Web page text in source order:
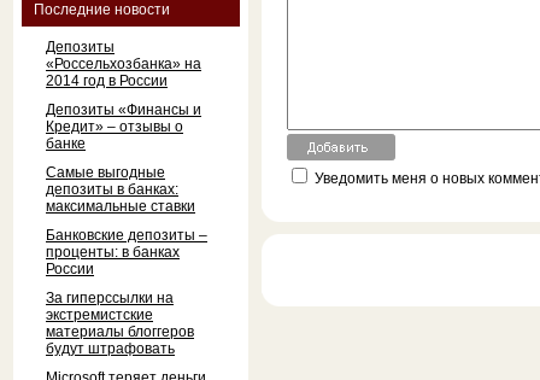
Последние новости
Депозиты
«Россельхозбанка» на
2014 год в России
Депозиты «Финансы и
Кредит» – отзывы о
банке
Самые выгодные
депозиты в банках:
максимальные ставки
Банковские депозиты –
проценты: в банках
России
За гиперссылки на
экстремистские
материалы блоггеров
будут штрафовать
Уведомить меня о новых